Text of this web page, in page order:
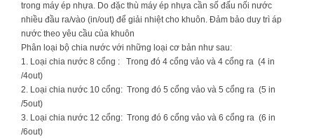
trong máy ép nhựa. Do đặc thù máy ép nhựa cần số đấu nối nước
nhiều đầu ra/vào (in/out) để giải nhiệt cho khuôn. Đảm bảo duy trì áp
nước theo yêu cầu của khuôn
Phân loại bộ chia nước với những loại cơ bản như sau:
1. Loại chia nước 8 cổng : Trong đó 4 cổng vảo và 4 cổng ra (4 in
/4out)
2. Loại chia nước 10 cổng: Trong đó 5 cổng vảo và 5 cổng ra (5 in
/5out)
3. Loại chia nước 12 cổng: Trong đó 6 cổng vảo và 6 cổng ra (6 in
/6out)